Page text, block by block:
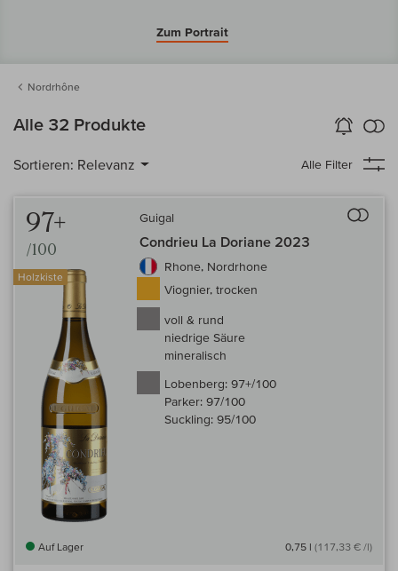
Zum Portrait
Nordrhône
Alle 32 Produkte Wein-Alarm
aktivieren
Sortieren: Relevanz Alle Filter
97+
/100
Holzkiste
Guigal
Condrieu La Doriane 2023
Rhone, Nordrhone
Viognier, trocken
voll & rund
niedrige Säure
mineralisch
Lobenberg: 97+/100
Parker: 97/100
Suckling: 95/100
Auf Lager 0,75 l (117,33 € /l)